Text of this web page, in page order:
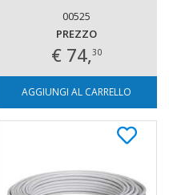
00525
PREZZO
€ 74,30
AGGIUNGI AL CARRELLO